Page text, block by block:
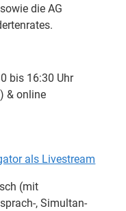
die AG
bis 16:30 Uhr
& online
als Livestream
(mit
, Simultan-